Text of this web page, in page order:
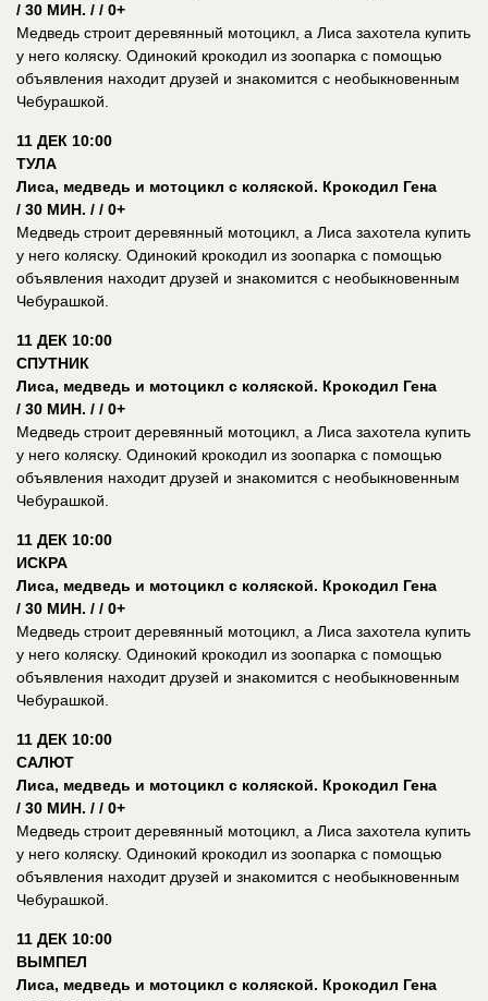
/ 30 МИН. / / 0+
Медведь строит деревянный мотоцикл, а Лиса захотела купить
у него коляску. Одинокий крокодил из зоопарка с помощью
объявления находит друзей и знакомится с необыкновенным
Чебурашкой.
11 ДЕК 10:00
ТУЛА
Лиса, медведь и мотоцикл с коляской. Крокодил Гена
/ 30 МИН. / / 0+
Медведь строит деревянный мотоцикл, а Лиса захотела купить
у него коляску. Одинокий крокодил из зоопарка с помощью
объявления находит друзей и знакомится с необыкновенным
Чебурашкой.
11 ДЕК 10:00
СПУТНИК
Лиса, медведь и мотоцикл с коляской. Крокодил Гена
/ 30 МИН. / / 0+
Медведь строит деревянный мотоцикл, а Лиса захотела купить
у него коляску. Одинокий крокодил из зоопарка с помощью
объявления находит друзей и знакомится с необыкновенным
Чебурашкой.
11 ДЕК 10:00
ИСКРА
Лиса, медведь и мотоцикл с коляской. Крокодил Гена
/ 30 МИН. / / 0+
Медведь строит деревянный мотоцикл, а Лиса захотела купить
у него коляску. Одинокий крокодил из зоопарка с помощью
объявления находит друзей и знакомится с необыкновенным
Чебурашкой.
11 ДЕК 10:00
САЛЮТ
Лиса, медведь и мотоцикл с коляской. Крокодил Гена
/ 30 МИН. / / 0+
Медведь строит деревянный мотоцикл, а Лиса захотела купить
у него коляску. Одинокий крокодил из зоопарка с помощью
объявления находит друзей и знакомится с необыкновенным
Чебурашкой.
11 ДЕК 10:00
ВЫМПЕЛ
Лиса, медведь и мотоцикл с коляской. Крокодил Гена